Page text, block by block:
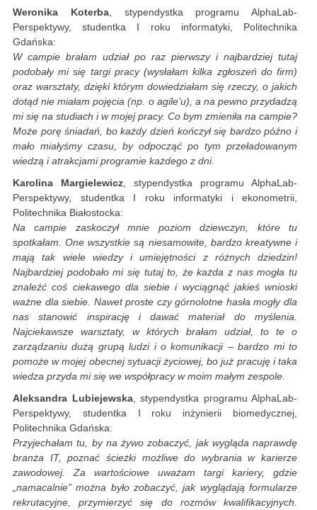
Weronika Koterba, stypendystka programu AlphaLab-
Perspektywy, studentka I roku informatyki, Politechnika
Gdańska:
W campie brałam udział po raz pierwszy i najbardziej tutaj
podobały mi się targi pracy (wysłałam kilka zgłoszeń do firm)
oraz warsztaty, dzięki którym dowiedziałam się rzeczy, o jakich
dotąd nie miałam pojęcia (np. o agile’u), a na pewno przydadzą
mi się na studiach i w mojej pracy. Co bym zmieniła na campie?
Może porę śniadań, bo każdy dzień kończył się bardzo późno i
mało miałyśmy czasu, by odpocząć po tym przeładowanym
wiedzą i atrakcjami programie każdego z dni.
Karolina Margielewicz, stypendystka programu AlphaLab-
Perspektywy, studentka I roku informatyki i ekonometrii,
Politechnika Białostocka:
Na campie zaskoczył mnie poziom dziewczyn, które tu
spotkałam. One wszystkie są niesamowite, bardzo kreatywne i
mają tak wiele wiedzy i umiejętności z różnych dziedzin!
Najbardziej podobało mi się tutaj to, że każda z nas mogła tu
znaleźć coś ciekawego dla siebie i wyciągnąć jakieś wnioski
ważne dla siebie. Nawet proste czy górnolotne hasła mogły dla
nas stanowić inspirację i dawać materiał do myślenia.
Najciekawsze warsztaty, w których brałam udział, to te o
zarządzaniu dużą grupą ludzi i o komunikacji – bardzo mi to
pomoże w mojej obecnej sytuacji życiowej, bo już pracuję i taka
wiedza przyda mi się we współpracy w moim małym zespole.
Aleksandra Lubiejewska, stypendystka programu AlphaLab-
Perspektywy, studentka I roku inżynierii biomedycznej,
Politechnika Gdańska:
Przyjechałam tu, by na żywo zobaczyć, jak wygląda naprawdę
branża IT, poznać ścieżki możliwe do wybrania w karierze
zawodowej. Za wartościowe uważam targi kariery, gdzie
„namacalnie” można było zobaczyć, jak wyglądają formularze
rekrutacyjne, przymierzyć się do rozmów kwalifikacyjnych.